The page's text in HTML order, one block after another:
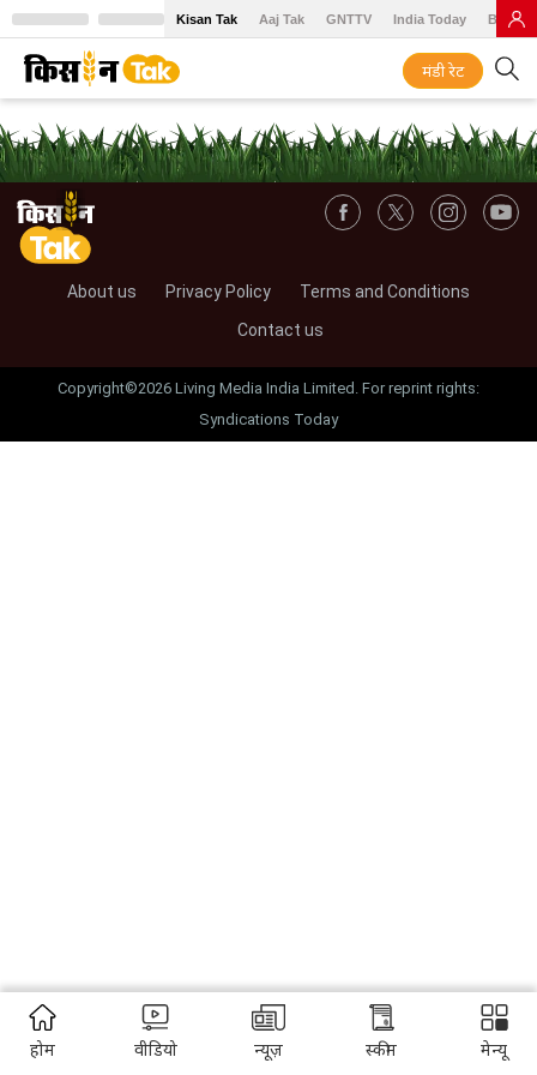
Kisan Tak Aaj Tak GNTTV India Today BT
मंडी रेट
About us Privacy Policy
Terms and Conditions
Contact us
Copyright©2026 Living Media India Limited. For reprint rights:
Syndications Today
होम वीडियो न्यूज़ स्कीम मेन्यू